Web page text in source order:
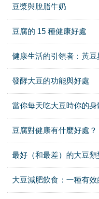
豆漿與脫脂牛奶
豆腐的 15 種健康好處
健康生活的引領者：黃
發酵大豆的功能與好處
當你每天吃大豆時你的
豆腐對健康有什麼好處？
最好（和最差）的大豆類
大豆減肥飲食：一種有